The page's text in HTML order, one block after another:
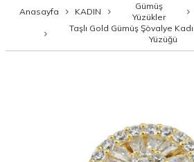
Anasayfa KADIN
Gümüş
Yüzükler
Taşlı Gold Gümüş Şövalye
Yüzüğü